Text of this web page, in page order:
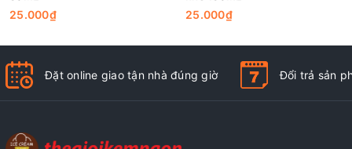
25.000₫ 25.000₫
Đặt online giao tận nhà đúng giờ Đổi trả sản